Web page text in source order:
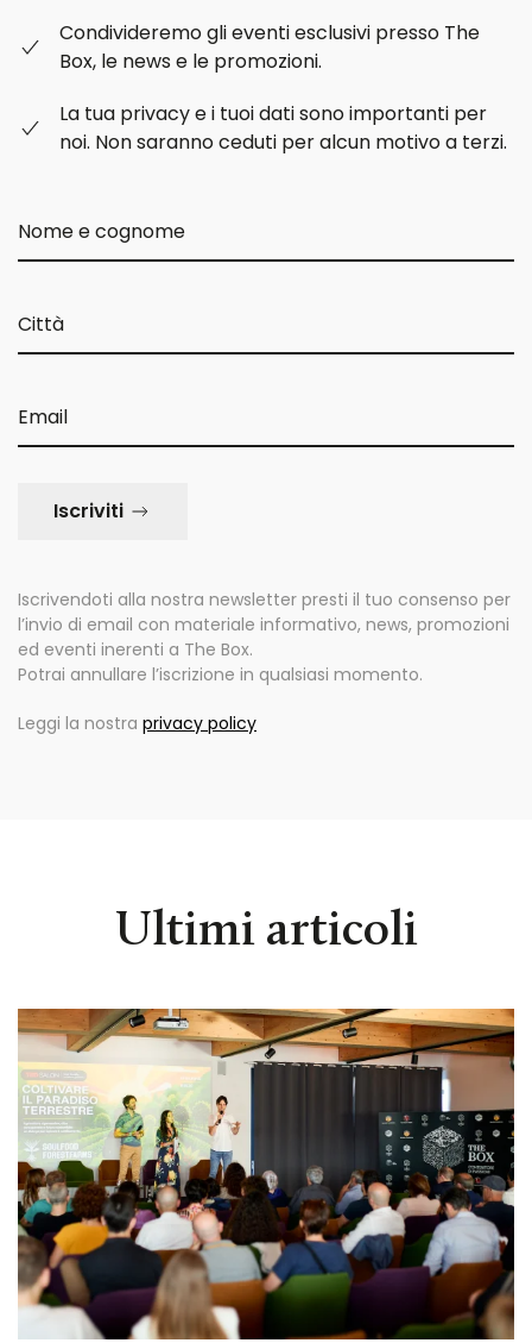
Condivideremo gli eventi esclusivi presso The
Box, le news e le promozioni.
La tua privacy e i tuoi dati sono importanti per
noi. Non saranno ceduti per alcun motivo a terzi.
Iscriviti
Iscrivendoti alla nostra newsletter presti il tuo consenso per
l’invio di email con materiale informativo, news, promozioni
ed eventi inerenti a The Box.
Potrai annullare l’iscrizione in qualsiasi momento.
Leggi la nostra privacy policy
Ultimi articoli